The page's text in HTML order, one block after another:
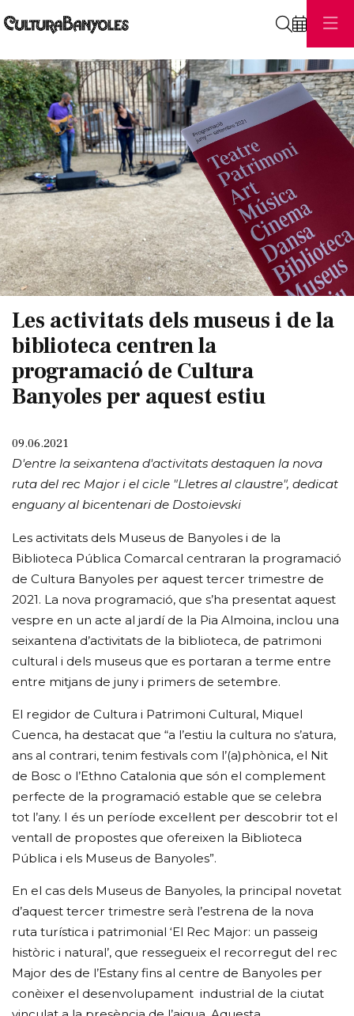
Les activitats dels museus i de la
biblioteca centren la
programació de Cultura
Banyoles per aquest estiu
09.06.2021
D'entre la seixantena d'activitats destaquen la nova
ruta del rec Major i el cicle "Lletres al claustre", dedicat
enguany al bicentenari de Dostoievski
Les activitats dels Museus de Banyoles i de la
Biblioteca Pública Comarcal centraran la programació
de Cultura Banyoles per aquest tercer trimestre de
2021. La nova programació, que s’ha presentat aquest
vespre en un acte al jardí de la Pia Almoina, inclou una
seixantena d’activitats de la biblioteca, de patrimoni
cultural i dels museus que es portaran a terme entre
entre mitjans de juny i primers de setembre.
El regidor de Cultura i Patrimoni Cultural, Miquel
Cuenca, ha destacat que “a l’estiu la cultura no s’atura,
ans al contrari, tenim festivals com l’(a)phònica, el Nit
de Bosc o l’Ethno Catalonia que són el complement
perfecte de la programació estable que se celebra
tot l’any. I és un període excel·lent per descobrir tot el
ventall de propostes que ofereixen la Biblioteca
Pública i els Museus de Banyoles”.
En el cas dels Museus de Banyoles, la principal novetat
d’aquest tercer trimestre serà l’estrena de la nova
ruta turística i patrimonial ‘El Rec Major: un passeig
històric i natural’, que ressegueix el recorregut del rec
Major des de l’Estany fins al centre de Banyoles per
conèixer el desenvolupament industrial de la ciutat